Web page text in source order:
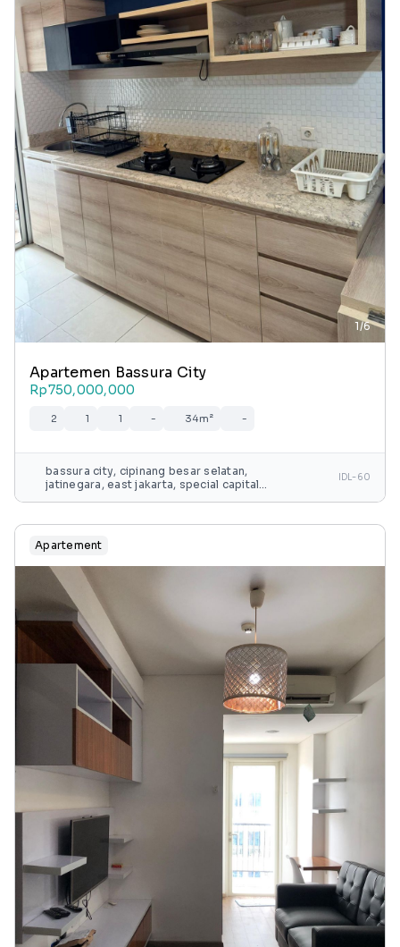
1/6
Apartemen Bassura City
Rp750,000,000
2 1 1 - 34m² -
bassura city, cipinang besar selatan,
jatinegara, east jakarta, special capital
IDL-60
Apartement